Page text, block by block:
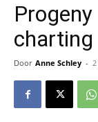
charting
Door Anne Schley -